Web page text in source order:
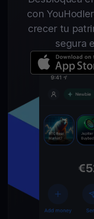
con
crecer tu
segura